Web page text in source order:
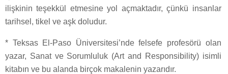
ilişkinin teşekkül etmesine yol açmaktadır, çünkü insanlar
tarihsel, tikel ve aşk doludur.
* Teksas El-Paso Üniversitesi’nde felsefe profesörü olan
yazar, Sanat ve Sorumluluk (Art and Responsibility) isimli
kitabın ve bu alanda birçok makalenin yazarıdır.